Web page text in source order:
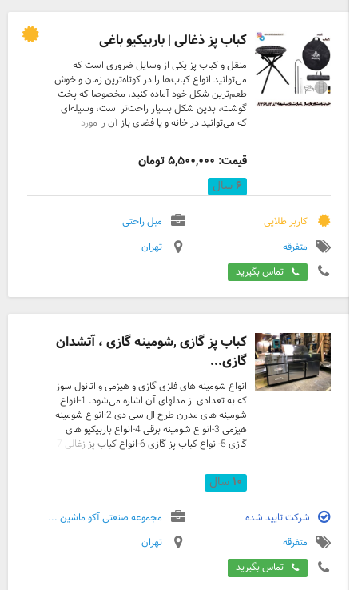
کباب پز ذغالی | باربیکیو باغی
منقل و کباب پز یکی از وسایل ضروری است که
می‌توانید انواع کباب‌ها را در کوتاه‌ترین زمان و خوش
طعم‌ترین شکل خود آماده کنید، مخصوصا که پخت
گوشت، بدین شکل بسیار راحت‌تر است، وسیله‌ای
که می‌توانید در خانه و یا فضای باز آن را مورد
انواع غذاها از قبیل گوشت، مرغ، ماهی و… را به
سادگی بر روی آن انجام دهید. منقل و کباب پز از
جمله وسایل ضروری است که استفاده از آن محدود
به منزل نبوده و در فضای باز هم به سادگی و بدون
دردسر می‌توانید آن را مورد استفاده قرار دهید.
کباب کردن انواع گوشت، ماهی، مرغ و… در
کوتاه‌ترین زمان انجام می‌پذیرد
قیمت: ۵,۵۰۰,۰۰۰ تومان
سال
کاربر طلایی
مبل راحتی
متفرقه
تهران
تماس بگیرید
کباب پز گازی ,شومینه گازی ، آتشدان
گازی...
انواع شومینه های فلزی گازی و هیزمی و اتانول سوز
که به تعدادی از مدلهای آن اشاره می‌شود. 1-انواع
شومینه های مدرن طرح ال سی دی 2-انواع شومینه
هیزمی 3-انواع شومینه برقی 4-انواع باربیکیو های
شرکت آمادگی خو درا با پیمانکاران و انبوه ساز آن و.
و منازل آمادگی خود را اعلام میدارد www.bbq-
سال
شرکت تایید شده
مجموعه صنعتی آکو ماشین ...
متفرقه
تهران
تماس بگیرید